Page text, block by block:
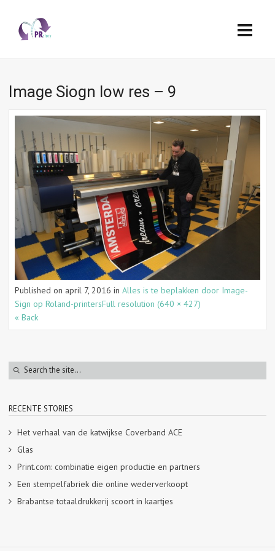
Image Siogn low res – 9
Published on april 7, 2016 in Alles is te beplakken door Image-
Sign op Roland-printersFull resolution (640 × 427)
« Back
RECENTE STORIES
Het verhaal van de katwijkse Coverband ACE
Glas
Print.com: combinatie eigen productie en partners
Een stempelfabriek die online wederverkoopt
Brabantse totaaldrukkerij scoort in kaartjes